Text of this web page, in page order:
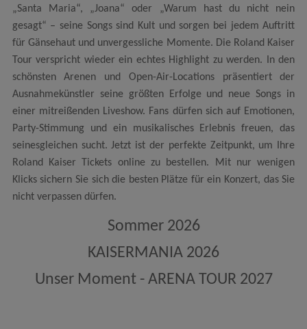
„Santa Maria“, „Joana“ oder „Warum hast du nicht nein
gesagt“ – seine Songs sind Kult und sorgen bei jedem Auftritt
für Gänsehaut und unvergessliche Momente. Die Roland Kaiser
Tour verspricht wieder ein echtes Highlight zu werden. In den
schönsten Arenen und Open-Air-Locations präsentiert der
Ausnahmekünstler seine größten Erfolge und neue Songs in
einer mitreißenden Liveshow. Fans dürfen sich auf Emotionen,
Party-Stimmung und ein musikalisches Erlebnis freuen, das
seinesgleichen sucht. Jetzt ist der perfekte Zeitpunkt, um Ihre
Roland Kaiser Tickets online zu bestellen. Mit nur wenigen
Klicks sichern Sie sich die besten Plätze für ein Konzert, das Sie
nicht verpassen dürfen.
Sommer 2026
KAISERMANIA 2026
Unser Moment - ARENA TOUR 2027